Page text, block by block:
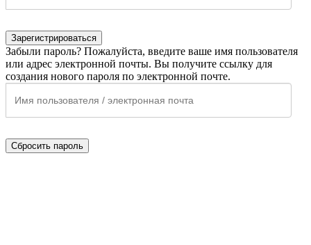
Зарегистрироваться
Забыли пароль? Пожалуйста, введите ваше имя пользователя
или адрес электронной почты. Вы получите ссылку для
создания нового пароля по электронной почте.
Сбросить пароль